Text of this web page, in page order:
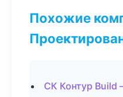
Похожие
СК Контур Build